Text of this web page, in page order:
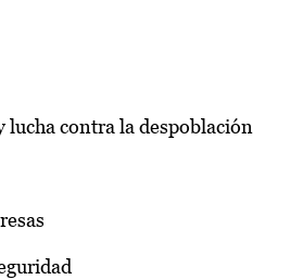
lucha contra la despoblación